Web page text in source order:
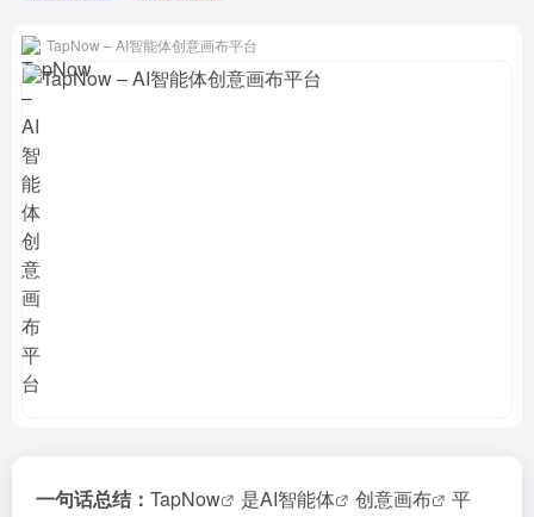
TapNow – AI智能体创意画布平台
一句话总结： TapNow 是AI智能体 创意画布
平